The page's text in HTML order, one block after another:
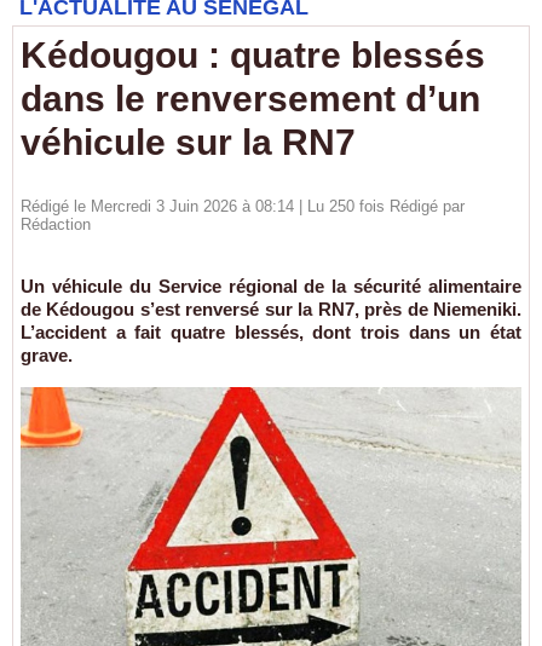
L'ACTUALITÉ AU SÉNÉGAL
Kédougou : quatre blessés
dans le renversement d’un
véhicule sur la RN7
Rédigé le Mercredi 3 Juin 2026 à 08:14 | Lu 250 fois Rédigé par
Rédaction
Un véhicule du Service régional de la sécurité alimentaire
de Kédougou s’est renversé sur la RN7, près de Niemeniki.
L’accident a fait quatre blessés, dont trois dans un état
grave.